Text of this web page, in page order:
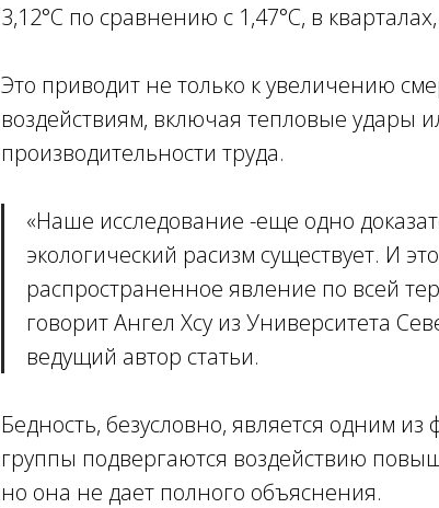
3,12°C по сравнению с 1,47°C, в
Это приводит не только к увеличению
воздействиям, включая тепловые удары
производительности труда.
«Наше исследование -еще одно
экологический расизм существует. И
распространенное явление по всей
говорит Ангел Хсу из Университета
ведущий автор статьи.
Бедность, безусловно, является одним
группы подвергаются воздействию
но она не дает полного объяснения.